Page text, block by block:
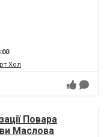
Хол
Повара
Маслова